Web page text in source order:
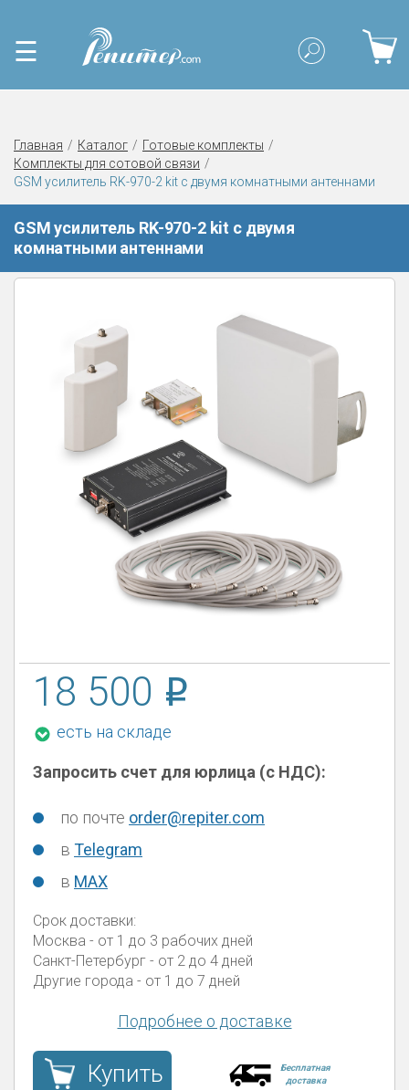
☰
Главная Каталог
Готовые комплекты
Комплекты для сотовой связи
GSM усилитель RK-970-2 kit с двумя комнатными антеннами
GSM усилитель RK-970-2 kit с двумя
комнатными антеннами
18 500
есть на складе
Запросить счет для юрлица (с НДС):
по почте order@repiter.com
в Telegram
в MAX
Срок доставки:
Москва - от 1 до 3 рабочих дней
Санкт-Петербург - от 2 до 4 дней
Другие города - от 1 до 7 дней
Подробнее о доставке
Купить
Бесплатная
доставка